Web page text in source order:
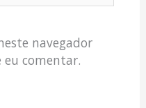
navegador
eu comentar.